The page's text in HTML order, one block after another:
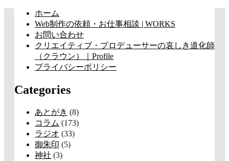
キ
ホーム
Web制作の依頼・お仕事相談 | WORKS
お問い合わせ
クリエイティブ・プロデューサーの哀しき道化師
（クラウン）｜Profile
プライバシーポリシー
Categories
あとがき (8)
コラム (173)
ラジオ (33)
御朱印 (5)
神社 (3)